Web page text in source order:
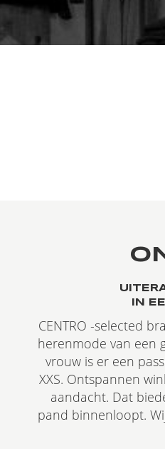
IN
CENTRO -selected
herenmode van een
vrouw is er een
XXS. Ontspannen
aandacht. Dat
pand binnenloopt.